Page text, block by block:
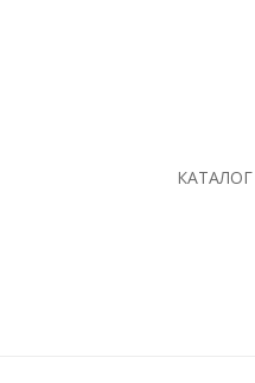
КАТАЛОГ